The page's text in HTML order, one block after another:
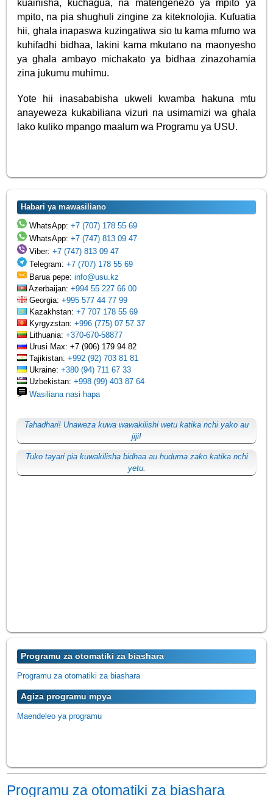
kuainisha, kuchagua, na matengenezo ya mpito ya
mpito, na pia shughuli zingine za kiteknolojia. Kufuatia
hii, ghala inapaswa kuzingatiwa sio tu kama mfumo wa
kuhifadhi bidhaa, lakini kama mkutano na maonyesho
ya ghala ambayo michakato ya bidhaa zinazohamia
zina jukumu muhimu.
Yote hii inasababisha ukweli kwamba hakuna mtu
anayeweza kukabiliana vizuri na usimamizi wa ghala
lako kuliko mpango maalum wa Programu ya USU.
Habari ya mawasiliano
WhatsApp:+7 (707) 178 55 69
WhatsApp:+7 (747) 813 09 47
Viber:+7 (747) 813 09 47
Telegram:+7 (707) 178 55 69
Barua pepe:info@usu.kz
Azerbaijan:+994 55 227 66 00
Georgia:+995 577 44 77 99
Kazakhstan:+7 707 178 55 69
Kyrgyzstan:+996 (775) 07 57 37
Lithuania:+370-670-58877
Urusi Max: +7 (906) 179 94 82
Tajikistan:+992 (92) 703 81 81
Ukraine:+380 (94) 711 67 33
Uzbekistan:+998 (99) 403 87 64
Wasiliana nasi hapa
Tahadhari! Unaweza kuwa wawakilishi wetu katika nchi yako au
jiji!
Tuko tayari pia kuwakilisha bidhaa au huduma zako katika nchi
yetu.
Programu za otomatiki za biashara
Programu za otomatiki za biashara
Agiza programu mpya
Maendeleo ya programu
Programu za otomatiki za biashara